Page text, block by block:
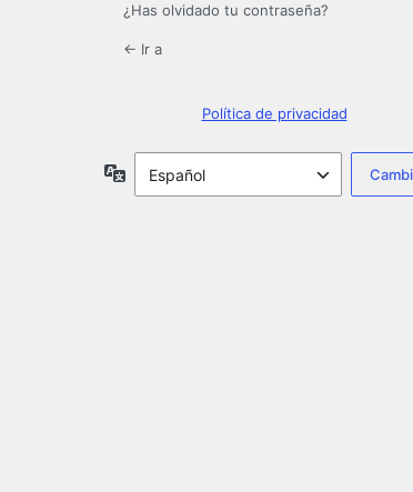
¿Has olvidado tu contraseña?
← Ir a
Política de privacidad
Idioma